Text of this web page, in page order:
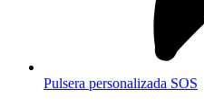
Pulsera personalizada SOS